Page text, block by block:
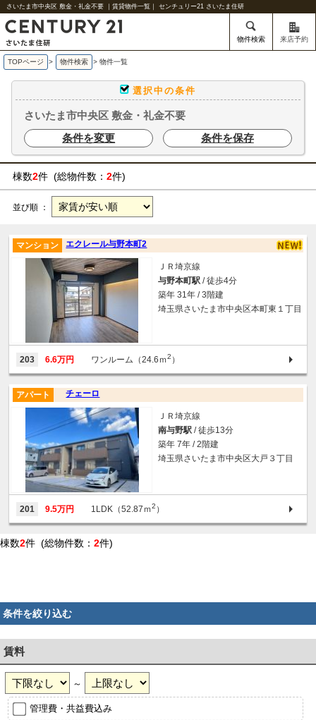
さいたま市中央区 敷金・礼金不要 ｜賃貸物件一覧｜ センチュリー21 さいたま住研
物件検索 来店予約
TOPページ > 物件検索 > 物件一覧
選択中の条件
さいたま市中央区 敷金・礼金不要
条件を変更
条件を保存
棟数2件 (総物件数： 2件)
並び順 ：
エクレール与野本町2
マンション
ＪＲ埼京線
与野本町駅 / 徒歩4分
築年 31年 / 3階建
埼玉県さいたま市中央区本町東１丁目
203 6.6万円 ワンルーム（24.6ｍ2 ）
チェーロ
アパート
ＪＲ埼京線
南与野駅 / 徒歩13分
築年 7年 / 2階建
埼玉県さいたま市中央区大戸３丁目
201 9.5万円 1LDK（52.87ｍ2 ）
棟数2件 (総物件数： 2件)
条件を絞り込む
賃料
～
管理費・共益費込み